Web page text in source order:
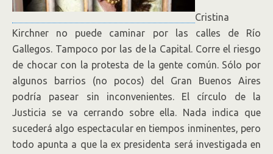
Cristina
Kirchner no puede caminar por las calles de Río
Gallegos. Tampoco por las de la Capital. Corre el riesgo
de chocar con la protesta de la gente común. Sólo por
algunos barrios (no pocos) del Gran Buenos Aires
podría pasear sin inconvenientes. El círculo de la
Justicia se va cerrando sobre ella. Nada indica que
sucederá algo espectacular en tiempos inminentes, pero
todo apunta a que la ex presidenta será investigada en